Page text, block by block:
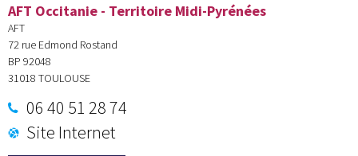
AFT Occitanie - Territoire Midi-Pyrénées
AFT
72 rue Edmond Rostand
BP 92048
31018 TOULOUSE
06 40 51 28 74
Site Internet